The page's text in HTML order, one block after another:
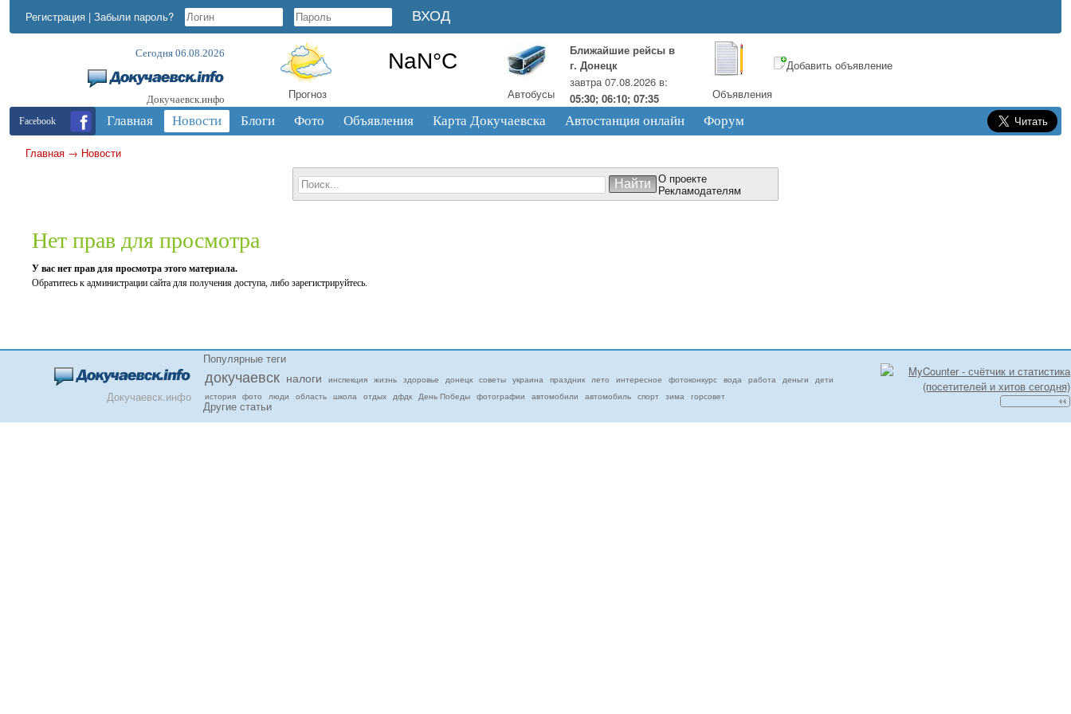
Регистрация | Забыли пароль?
Сегодня 06.08.2026
Докучаевск.инфо Прогноз Автобусы
Ближайшие рейсы в
г. Донецк
завтра 07.08.2026 в:
05:30; 06:10; 07:35
Объявления
Добавить объявление
Facebook Главная Новости Блоги Фото Объявления Карта Докучаевска Автостанция онлайн Форум
Главная → Новости
О проекте
Рекламодателям
Нет прав для просмотра
У вас нет прав для просмотра этого материала.
Обратитесь к администрации сайта для получения доступа, либо зарегистрируйтесь.
Популярные теги
докучаевск налоги инспекция жизнь здоровье донецк советы украина праздник лето интересное фотоконкурс вода работа деньги
дети
история фото люди область школа отдых дфдк День Победы фотографии автомобили автомобиль спорт зима горсовет
Другие статьи
Докучаевск.инфо